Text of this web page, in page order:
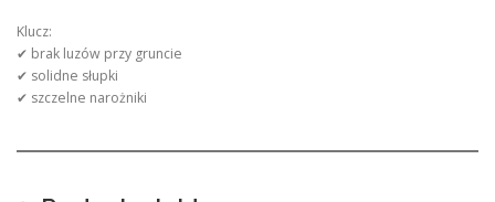
Klucz:
✔ brak luzów przy gruncie
✔ solidne słupki
✔ szczelne narożniki